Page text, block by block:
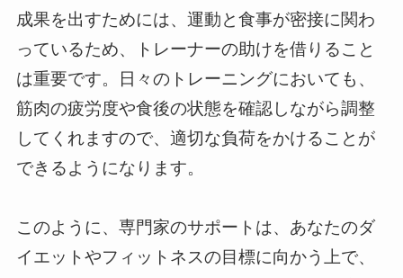
成果を出すためには、運動と食事が密接に関わ
っているため、トレーナーの助けを借りること
は重要です。日々のトレーニングにおいても、
筋肉の疲労度や食後の状態を確認しながら調整
してくれますので、適切な負荷をかけることが
できるようになります。
このように、専門家のサポートは、あなたのダ
イエットやフィットネスの目標に向かう上で、